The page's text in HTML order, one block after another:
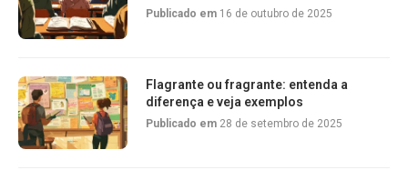
Publicado em 16 de outubro de 2025
Flagrante ou fragrante: entenda a
diferença e veja exemplos
Publicado em 28 de setembro de 2025